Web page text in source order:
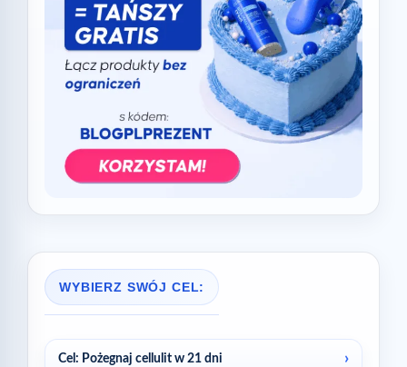
WYBIERZ SWÓJ CEL:
Cel: Pożegnaj cellulit w 21 dni